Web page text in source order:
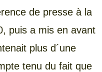
de presse à la
puis a mis en avant
plus d´une
tenu du fait que